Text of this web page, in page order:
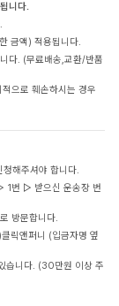
니다.
금액) 적용됩니다.
다. (무료배송,교환/반품
으로 훼손하시는 경우
해주셔야 합니다.
1번 ▷ 받으신 운송장 번
방문합니다.
릭앤퍼니 (입금자명 옆
습니다. (30만원 이상 주